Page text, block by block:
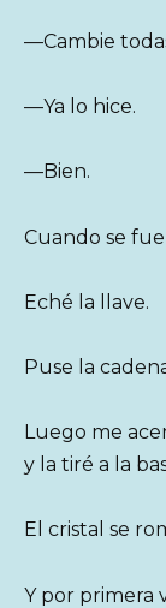
—Cambie
—Ya lo hice.
—Bien.
Cuando se
Eché la llave.
Puse la
Luego me
y la tiré a la
El cristal se
Y por primera